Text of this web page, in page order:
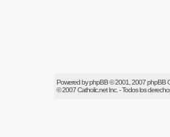
Powered byphpBB© 2001, 2007 phpBB
© 2007Catholic.netInc. - Todos los